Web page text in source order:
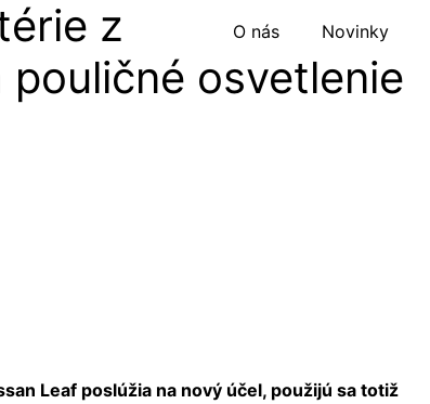
O nás Novinky
z
osvetlenie
Leaf poslúžia na nový účel, použijú sa totiž